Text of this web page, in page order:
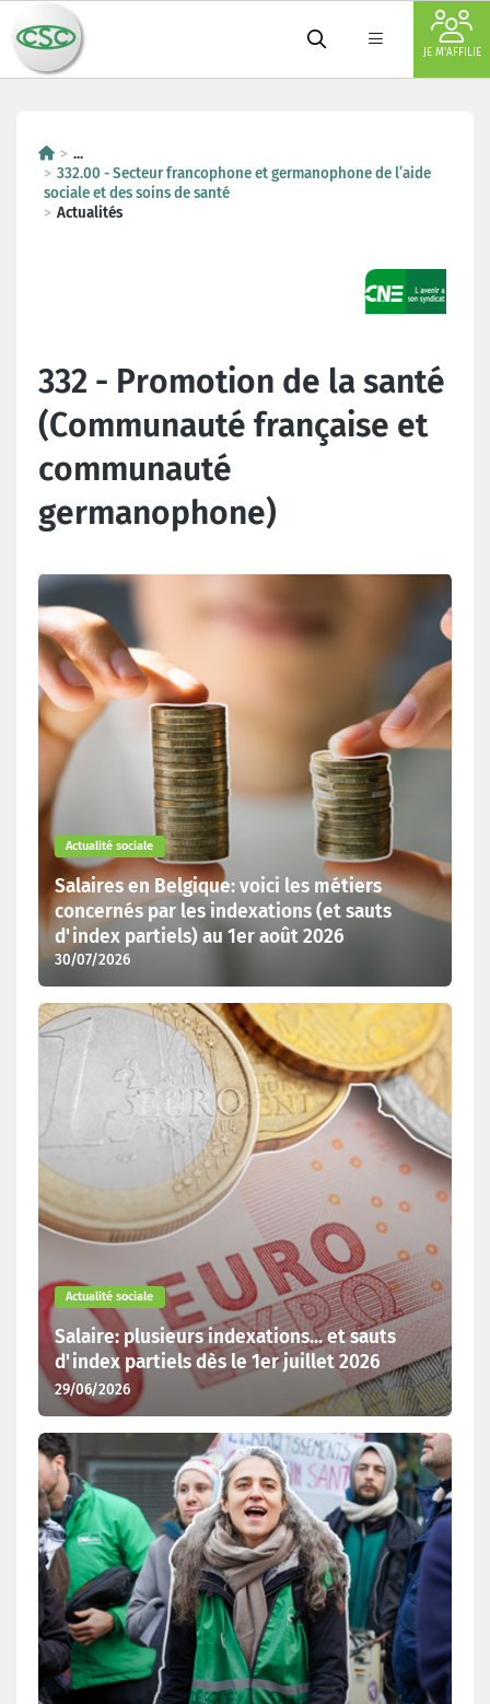
JE M'AFFILIE
...
332.00 - Secteur francophone et germanophone de l’aide
sociale et des soins de santé
Actualités
332 - Promotion de la santé
(Communauté française et
communauté
germanophone)
Dernières actualités
Actualité sociale
Salaires en Belgique: voici les métiers
concernés par les indexations (et sauts
d'index partiels) au 1er août 2026
30/07/2026
Actualité sociale
Salaire: plusieurs indexations... et sauts
d'index partiels dès le 1er juillet 2026
29/06/2026